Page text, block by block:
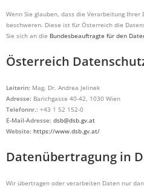
Wenn Sie glauben, dass die Verarbeitung
beschweren. Diese ist für Österreich die
Sie sich an die Bundesbeauftragte für den
Österreich
Leiterin: Mag. Dr. Andrea Jelinek
Adresse: Barichgasse 40-42, 1030 Wien
Telefonnr.: +43 1 52 152-0
E-Mail-Adresse: dsb@dsb.gv.at
Website: https://www.dsb.gv.at/
Datenübertragung in
Wir übertragen oder verarbeiten Daten nur